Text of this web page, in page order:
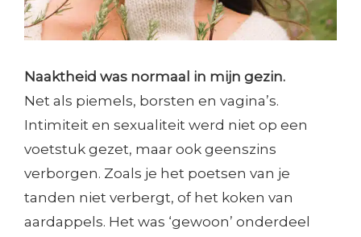
Naaktheid was normaal in mijn gezin.
Net als piemels, borsten en vagina’s.
Intimiteit en sexualiteit werd niet op een
voetstuk gezet, maar ook geenszins
verborgen. Zoals je het poetsen van je
tanden niet verbergt, of het koken van
aardappels. Het was ‘gewoon’ onderdeel